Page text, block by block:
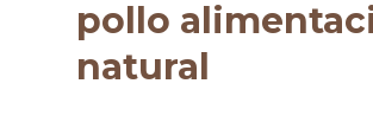
pollo
natural